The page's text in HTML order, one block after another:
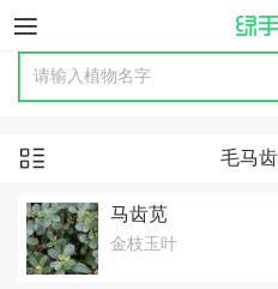
毛马
马齿苋
金枝玉叶